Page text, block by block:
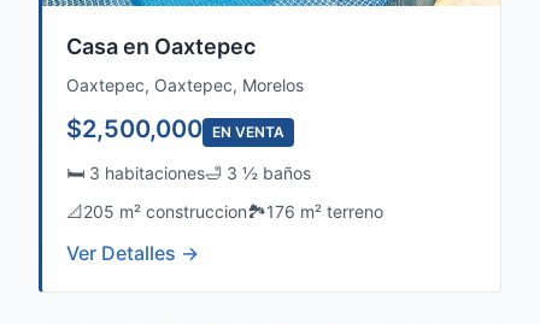
Casa en Oaxtepec
Oaxtepec, Oaxtepec, Morelos
$2,500,000 EN VENTA
🛏️ 3 habitaciones🛁 3 ½ baños
📐205 m² construccion🏞️176 m² terreno
Ver Detalles →